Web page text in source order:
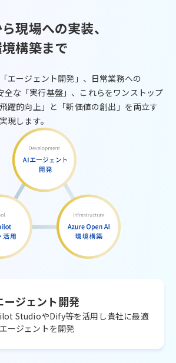
現場への実装、
構築まで
エージェント開発」、日常業務への
全な「実行基盤」、これらをワンストップ
躍的向上」と「新価値の創出」を両立す
現します。
ージェント開発
StudioやDify等を活用し貴社に最適
ージェントを開発